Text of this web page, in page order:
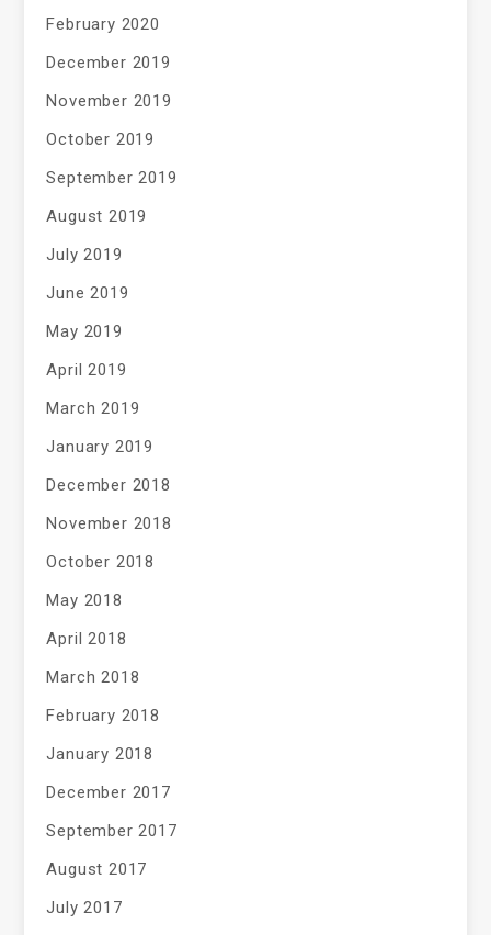
February 2020
December 2019
November 2019
October 2019
September 2019
August 2019
July 2019
June 2019
May 2019
April 2019
March 2019
January 2019
December 2018
November 2018
October 2018
May 2018
April 2018
March 2018
February 2018
January 2018
December 2017
September 2017
August 2017
July 2017